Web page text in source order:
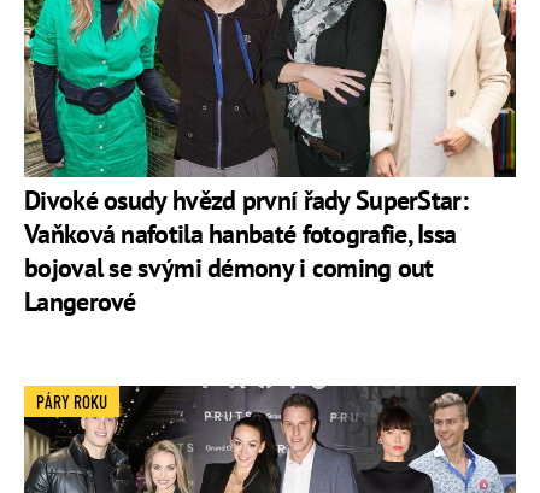
Divoké osudy hvězd první řady SuperStar:
Vaňková nafotila hanbaté fotografie, Issa
bojoval se svými démony i coming out
Langerové
PÁRY ROKU